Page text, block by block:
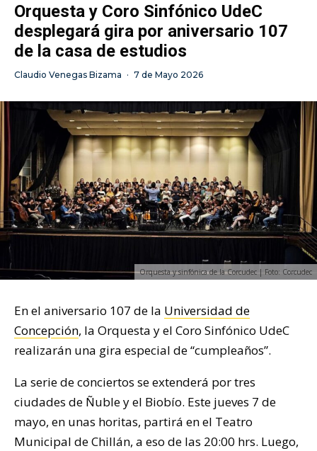
Orquesta y Coro Sinfónico UdeC
desplegará gira por aniversario 107
de la casa de estudios
Claudio Venegas Bizama · 7 de Mayo 2026
Orquesta y sinfónica de la Corcudec | Foto: Corcudec
En el aniversario 107 de la Universidad de
Concepción, la Orquesta y el Coro Sinfónico UdeC
realizarán una gira especial de “cumpleaños”.
La serie de conciertos se extenderá por tres
ciudades de Ñuble y el Biobío. Este jueves 7 de
mayo, en unas horitas, partirá en el Teatro
Municipal de Chillán, a eso de las 20:00 hrs. Luego,